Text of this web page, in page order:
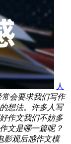
人
会要求我们写作
想法。许多人写
作文我们不妨多
文是哪一篇呢？
影观后感作文模